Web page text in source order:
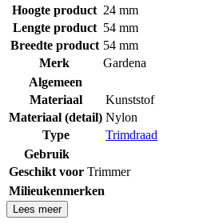
Hoogte product 24 mm
Lengte product 54 mm
Breedte product 54 mm
Merk
Gardena
Algemeen
Materiaal
Kunststof
Materiaal (detail) Nylon
Type
Trimdraad
Gebruik
Geschikt voor Trimmer
Milieukenmerken
Lees meer